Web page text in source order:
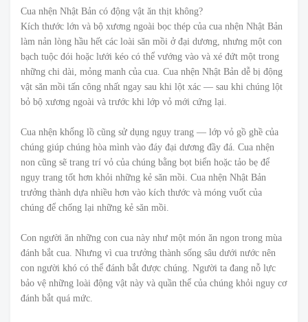
Cua nhện Nhật Bản có động vật ăn thịt không?
Kích thước lớn và bộ xương ngoài bọc thép của cua nhện Nhật Bản
làm nản lòng hầu hết các loài săn mồi ở đại dương, nhưng một con
bạch tuộc đói hoặc lưới kéo có thể vướng vào và xé đứt một trong
những chi dài, mỏng manh của cua. Cua nhện Nhật Bản dễ bị động
vật săn mồi tấn công nhất ngay sau khi lột xác — sau khi chúng lột
bỏ bộ xương ngoài và trước khi lớp vỏ mới cứng lại.
Cua nhện khổng lồ cũng sử dụng ngụy trang — lớp vỏ gồ ghề của
chúng giúp chúng hòa mình vào đáy đại dương đầy đá. Cua nhện
non cũng sẽ trang trí vỏ của chúng bằng bọt biển hoặc tảo bẹ để
ngụy trang tốt hơn khỏi những kẻ săn mồi. Cua nhện Nhật Bản
trưởng thành dựa nhiều hơn vào kích thước và móng vuốt của
chúng để chống lại những kẻ săn mồi.
Con người ăn những con cua này như một món ăn ngon trong mùa
đánh bắt cua. Nhưng vì cua trưởng thành sống sâu dưới nước nên
con người khó có thể đánh bắt được chúng. Người ta đang nỗ lực
bảo vệ những loài động vật này và quần thể của chúng khỏi nguy cơ
đánh bắt quá mức.